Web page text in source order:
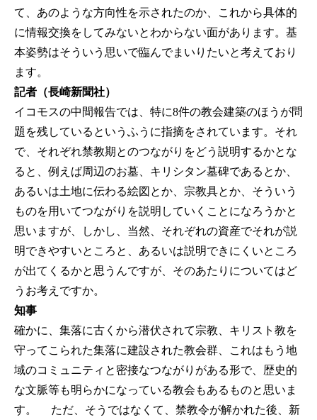
て、あのような方向性を示されたのか、これから具体的
に情報交換をしてみないとわからない面があります。基
本姿勢はそういう思いで臨んでまいりたいと考えており
ます。
記者（長崎新聞社）
イコモスの中間報告では、特に8件の教会建築のほうが問
題を残しているというふうに指摘をされています。それ
で、それぞれ禁教期とのつながりをどう説明するかとな
ると、例えば周辺のお墓、キリシタン墓碑であるとか、
あるいは土地に伝わる絵図とか、宗教具とか、そういう
ものを用いてつながりを説明していくことになろうかと
思いますが、しかし、当然、それぞれの資産でそれが説
明できやすいところと、あるいは説明できにくいところ
が出てくるかと思うんですが、そのあたりについてはど
うお考えですか。
知事
確かに、集落に古くから潜伏されて宗教、キリスト教を
守ってこられた集落に建設された教会群、これはもう地
域のコミュニティと密接なつながりがある形で、歴史的
な文脈等も明らかになっている教会もあるものと思いま
す。 ただ、そうではなくて、禁教令が解かれた後、新